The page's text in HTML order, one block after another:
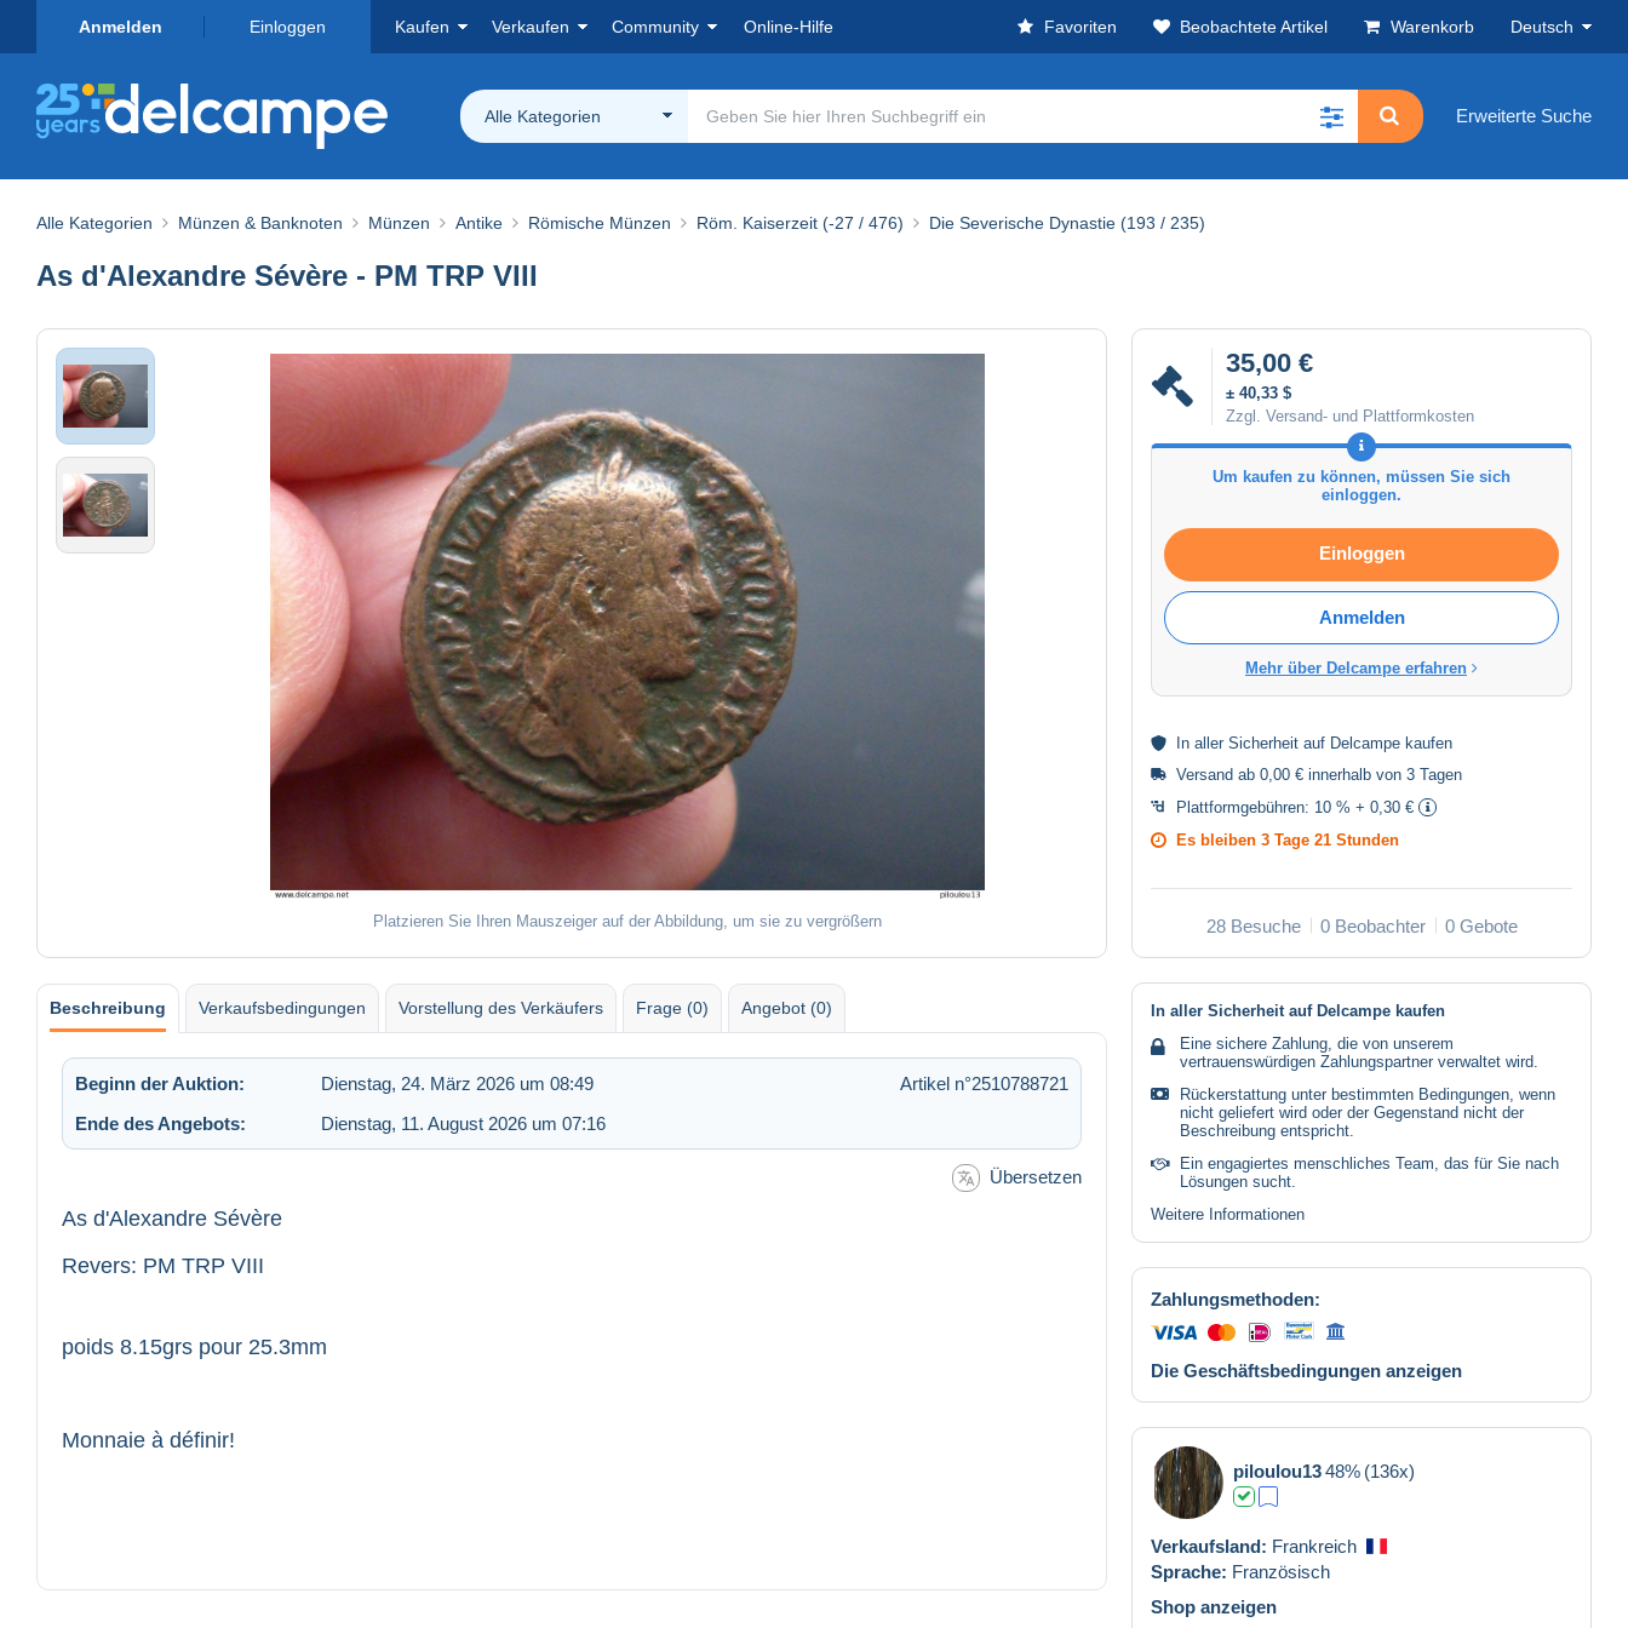
Anmelden Einloggen Kaufen Verkaufen Community Online-Hilfe Favoriten Beobachtete Artikel Warenkorb Deutsch
Alle Kategorien Erweiterte Suche
Alle Kategorien Münzen & Banknoten Münzen Antike Römische Münzen Röm. Kaiserzeit (-27 / 476) Die Severische Dynastie (193 / 235)
As d'Alexandre Sévère - PM TRP VIII
Platzieren Sie Ihren Mauszeiger auf der Abbildung, um sie zu vergrößern
35,00 €
± 40,33 $
Zzgl. Versand- und Plattformkosten
Um kaufen zu können, müssen Sie sich
einloggen.
Einloggen
Anmelden
Mehr über Delcampe erfahren
In aller Sicherheit auf Delcampe kaufen
Versand ab 0,00 € innerhalb von 3 Tagen
Plattformgebühren: 10 % + 0,30 €
Es bleiben 3 Tage 21 Stunden
28 Besuche 0 Beobachter 0 Gebote
Beschreibung Verkaufsbedingungen Vorstellung des Verkäufers Frage (0) Angebot (0)
Beginn der Auktion: Dienstag, 24. März 2026 um 08:49
Artikel n°2510788721
Ende des Angebots:
Dienstag, 11. August 2026 um 07:16
Übersetzen
As d'Alexandre Sévère
Revers: PM TRP VIII
poids 8.15grs pour 25.3mm
Monnaie à définir!
In aller Sicherheit auf Delcampe kaufen
Eine sichere Zahlung, die von unserem
vertrauenswürdigen Zahlungspartner verwaltet wird.
Rückerstattung unter bestimmten Bedingungen, wenn
nicht geliefert wird oder der Gegenstand nicht der
Beschreibung entspricht.
Ein engagiertes menschliches Team, das für Sie nach
Lösungen sucht.
Weitere Informationen
Zahlungsmethoden:
Die Geschäftsbedingungen anzeigen
piloulou1348% (136x)
Verkaufsland: Frankreich
Sprache: Französisch
Shop anzeigen